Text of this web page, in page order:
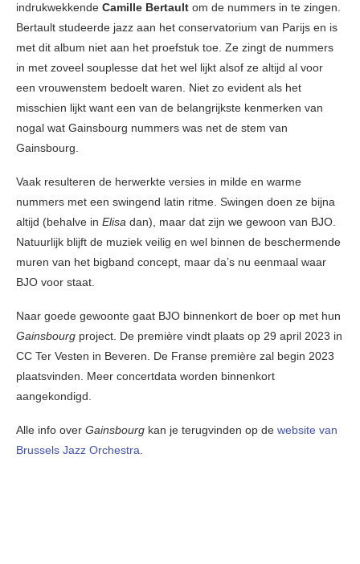
indrukwekkende Camille Bertault om de nummers in te zingen.
Bertault studeerde jazz aan het conservatorium van Parijs en is
met dit album niet aan het proefstuk toe. Ze zingt de nummers
in met zoveel souplesse dat het wel lijkt alsof ze altijd al voor
een vrouwenstem bedoelt waren. Niet zo evident als het
misschien lijkt want een van de belangrijkste kenmerken van
nogal wat Gainsbourg nummers was net de stem van
Gainsbourg.
Vaak resulteren de herwerkte versies in milde en warme
nummers met een swingend latin ritme. Swingen doen ze bijna
altijd (behalve in Elisa dan), maar dat zijn we gewoon van BJO.
Natuurlijk blijft de muziek veilig en wel binnen de beschermende
muren van het bigband concept, maar da’s nu eenmaal waar
BJO voor staat.
Naar goede gewoonte gaat BJO binnenkort de boer op met hun
Gainsbourg project. De première vindt plaats op 29 april 2023 in
CC Ter Vesten in Beveren. De Franse première zal begin 2023
plaatsvinden. Meer concertdata worden binnenkort
aangekondigd.
Alle info over Gainsbourg kan je terugvinden op de website van
Brussels Jazz Orchestra.